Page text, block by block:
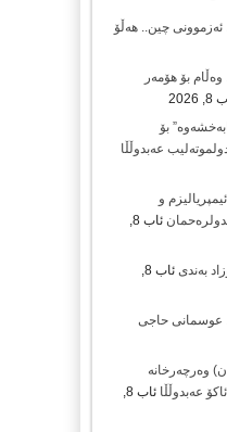
ئەزموونی چین.. هەڵۆ
بۆ هۆمەر
2026
بۆ
و
ئاب 8,
بەندی
ئاب 8,
عوسمانی حاجی
وه‌رچه‌رخانه‌
عه‌بدوڵڵا
ئاب 8,